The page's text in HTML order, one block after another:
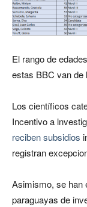
El rango de
estas BBC van de
Los científicos
Incentivo a
reciben subsidios
registran
Asimismo, se han
paraguayas de